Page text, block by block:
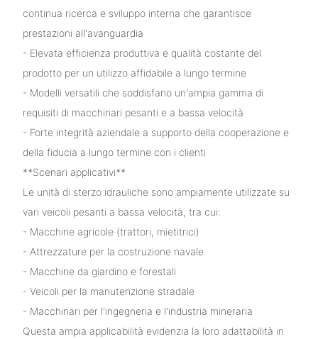
continua ricerca e sviluppo interna che garantisce
prestazioni all'avanguardia
- Elevata efficienza produttiva e qualità costante del
prodotto per un utilizzo affidabile a lungo termine
- Modelli versatili che soddisfano un'ampia gamma di
requisiti di macchinari pesanti e a bassa velocità
- Forte integrità aziendale a supporto della cooperazione e
della fiducia a lungo termine con i clienti
**Scenari applicativi**
Le unità di sterzo idrauliche sono ampiamente utilizzate su
vari veicoli pesanti a bassa velocità, tra cui:
- Macchine agricole (trattori, mietitrici)
- Attrezzature per la costruzione navale
- Macchine da giardino e forestali
- Veicoli per la manutenzione stradale
- Macchinari per l'ingegneria e l'industria mineraria
Questa ampia applicabilità evidenzia la loro adattabilità in